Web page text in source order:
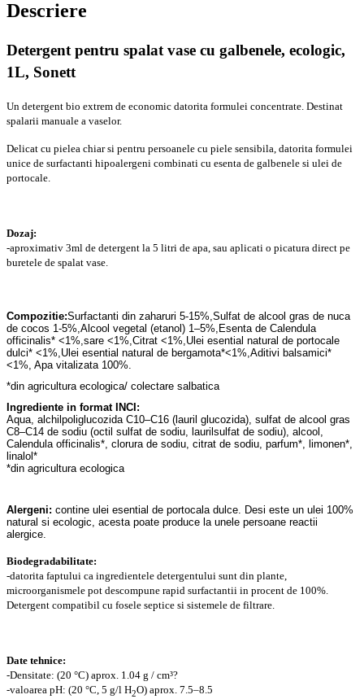
ecologic
Descriere
Detergent pentru spalat vase cu galbenele, ecologic,
1L, Sonett
Un detergent bio extrem de economic datorita formulei concentrate. Destinat
spalarii manuale a vaselor.
Delicat cu pielea chiar si pentru persoanele cu piele sensibila, datorita formulei
unice de surfactanti hipoalergeni combinati cu esenta de galbenele si ulei de
portocale.
Dozaj:
-aproximativ 3ml de detergent la 5 litri de apa, sau aplicati o picatura direct pe
buretele de spalat vase.
Compozitie:Surfactanti din zaharuri 5-15%, Sulfat de alcool gras de nuca
de cocos 1-5%, Alcool vegetal (etanol) 1–5%, Esenta de Calendula
officinalis* <1%, sare <1%, Citrat <1%, Ulei esential natural de portocale
dulci* <1%, Ulei esential natural de bergamota*<1%, Aditivi balsamici*
<1%, Apa vitalizata 100%.
*din agricultura ecologica/ colectare salbatica
Ingrediente in format INCI:
Aqua, alchilpoliglucozida C10–C16 (lauril glucozida), sulfat de alcool gras
C8–C14 de sodiu (octil sulfat de sodiu, laurilsulfat de sodiu), alcool,
Calendula officinalis*, clorura de sodiu, citrat de sodiu, parfum*, limonen*,
linalol*
*din agricultura ecologica
Alergeni: contine ulei esential de portocala dulce. Desi este un ulei 100%
natural si ecologic, acesta poate produce la unele persoane reactii
alergice.
Biodegradabilitate:
-datorita faptului ca ingredientele detergentului sunt din plante,
microorganismele pot descompune rapid surfactantii in procent de 100%.
Detergent compatibil cu fosele septice si sistemele de filtrare.
Date tehnice:
-Densitate: (20 °C) aprox. 1.04 g / cm³?
-valoarea pH: (20 °C, 5 g/l H2O) aprox. 7.5–8.5